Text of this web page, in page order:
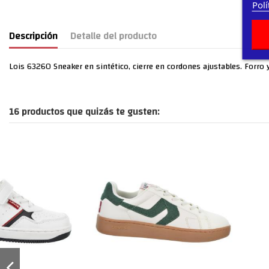
Descripción Detalle del producto
Lois 63260 Sneaker en sintético, cierre en cordones ajustables.
16 productos que quizás te gusten: